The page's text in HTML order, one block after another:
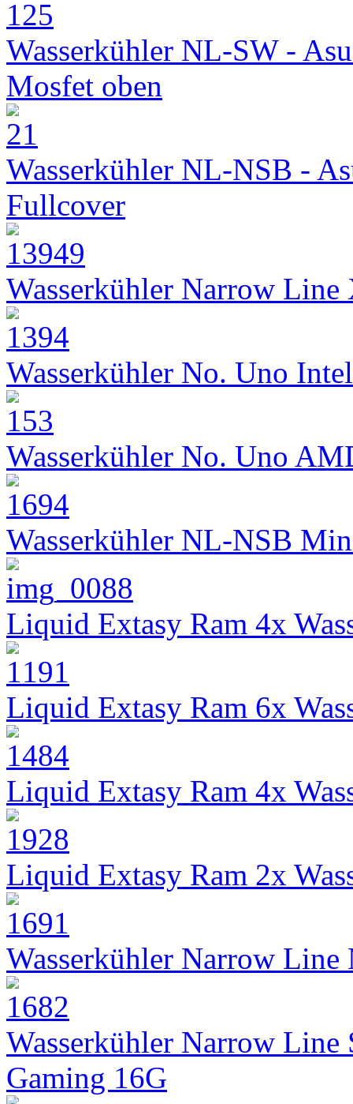
Wasserkühler NL-SW -
Mosfet oben
Wasserkühler NL-NSB -
Fullcover
Wasserkühler Narrow
Wasserkühler No. Uno Intel
Wasserkühler No. Uno
Wasserkühler NL-NSB
Liquid Extasy Ram 4x
Liquid Extasy Ram 6x
Liquid Extasy Ram 4x
Liquid Extasy Ram 2x
Wasserkühler Narrow
Wasserkühler Narrow
Gaming 16G